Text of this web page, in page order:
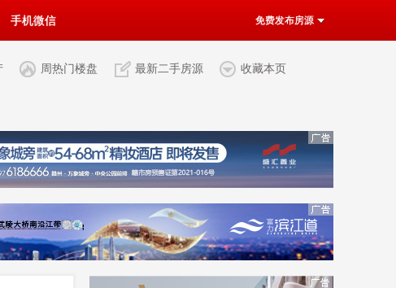
手机微信 免费发布房源
周热门楼盘 最新二手房源 收藏本页